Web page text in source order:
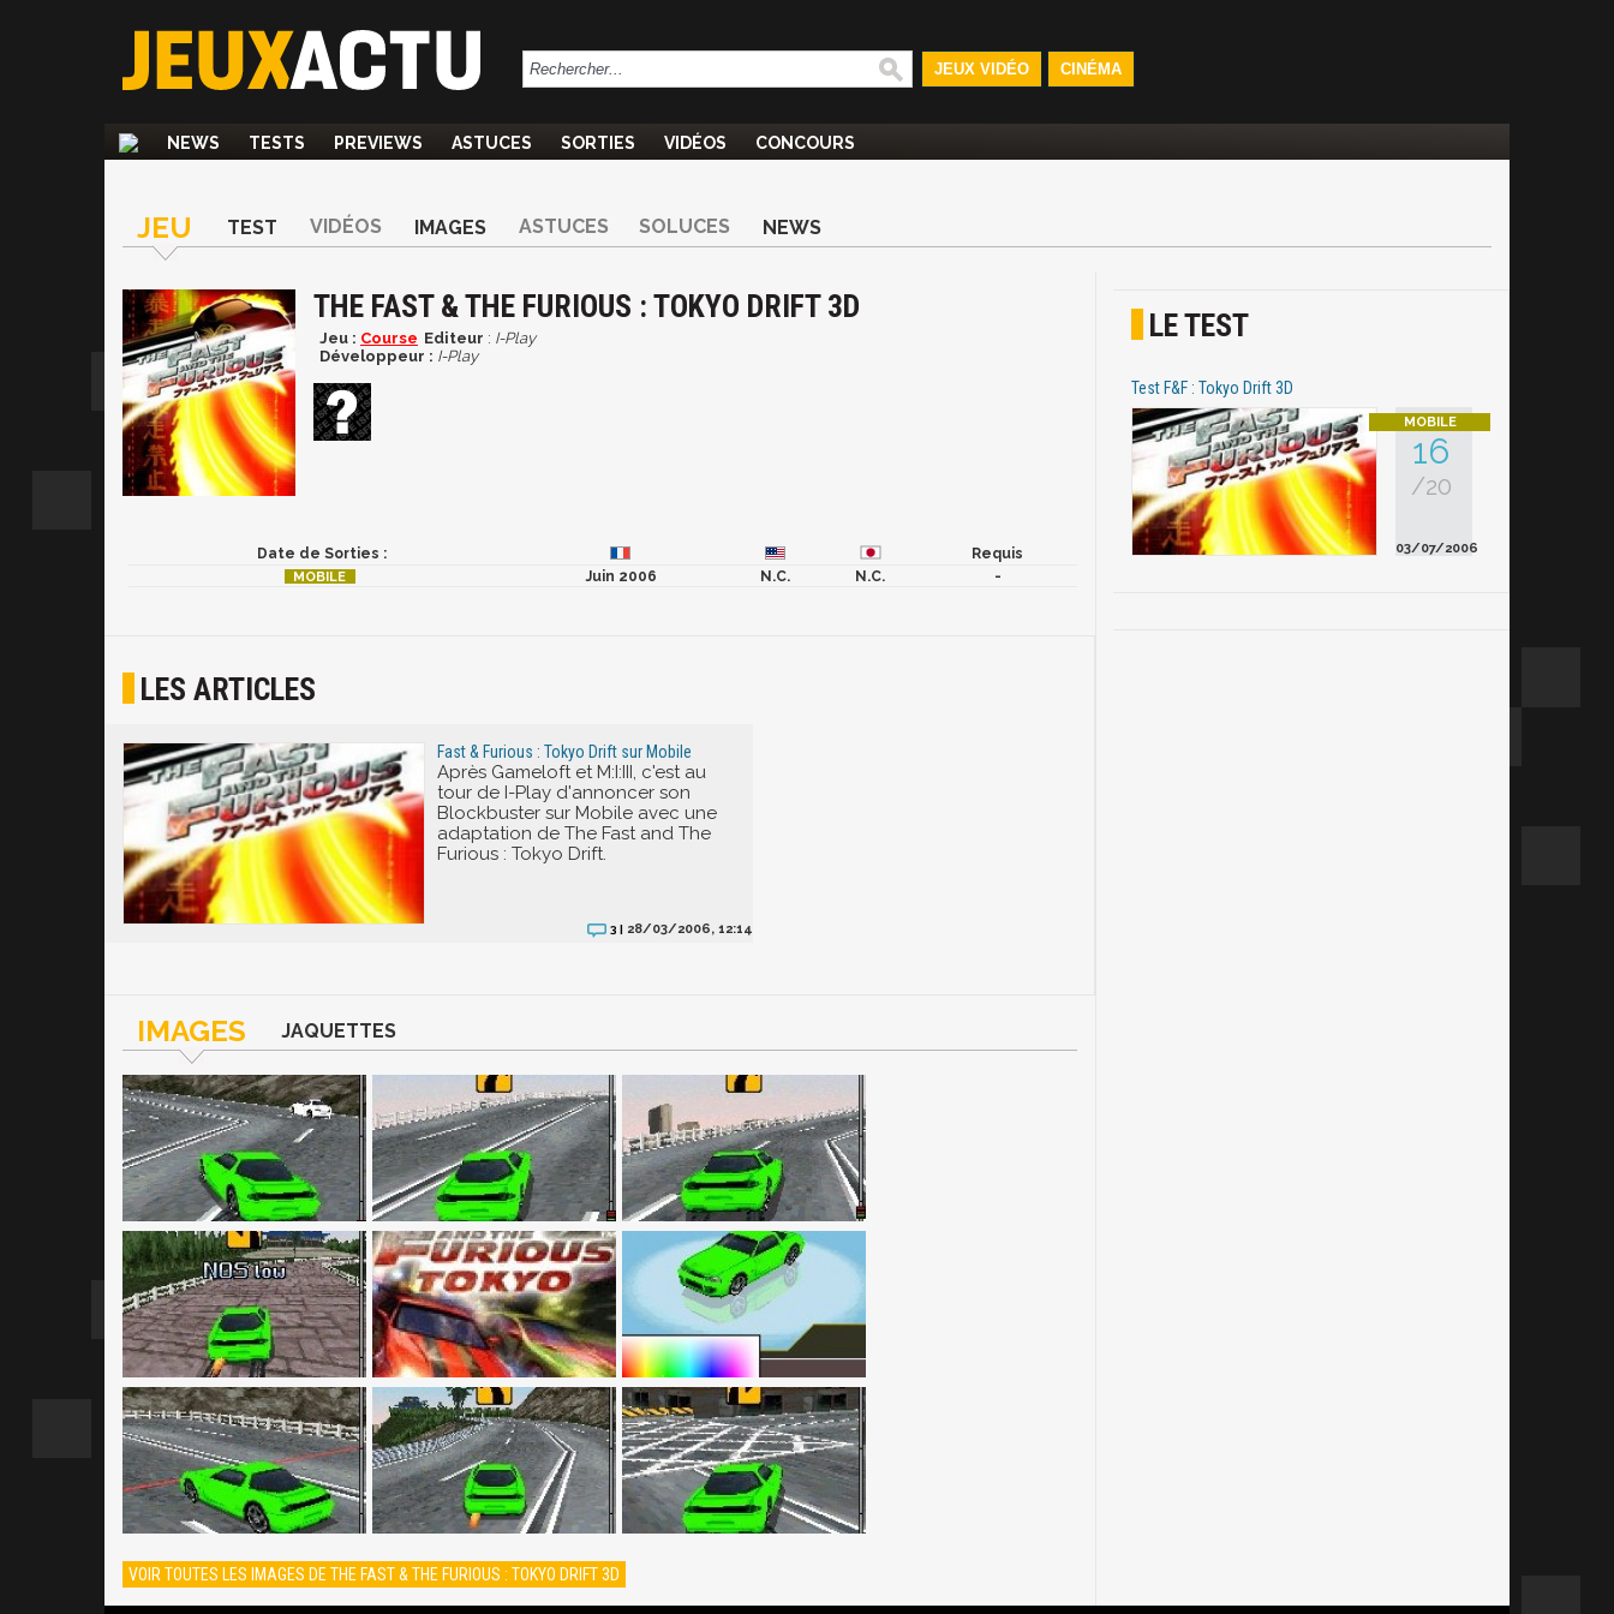
JEUX VIDÉO CINÉMA
NEWS TESTS PREVIEWS ASTUCES SORTIES VIDÉOS CONCOURS
JEU TEST VIDÉOS IMAGES ASTUCES SOLUCES NEWS
THE FAST & THE FURIOUS : TOKYO DRIFT 3D
Jeu : Course Editeur : I-Play
Développeur : I-Play
Date de Sorties :
Requis
Juin 2006
N.C. N.C. -
LES ARTICLES
Fast & Furious : Tokyo Drift sur Mobile
Après Gameloft et M:I:III, c'est au
tour de I-Play d'annoncer son
Blockbuster sur Mobile avec une
adaptation de The Fast and The
Furious : Tokyo Drift.
3 | 28/03/2006, 12:14
IMAGES JAQUETTES
VOIR TOUTES LES IMAGES DE THE FAST & THE FURIOUS : TOKYO DRIFT 3D
LE TEST
Test F&F : Tokyo Drift 3D
16
/20
03/07/2006